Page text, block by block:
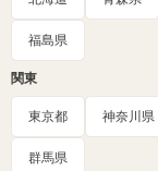
福島県
関東
東京都 神奈川県
群馬県